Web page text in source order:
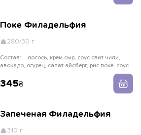
Поке Филадельфия
280/30 г
Состав:
авокадо, огурец, салат айсберг, рис поке, соус
345
Запеченая Филадельфия
310 г